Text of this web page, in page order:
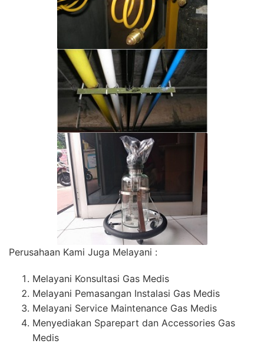
Perusahaan Kami Juga Melayani :
Melayani Konsultasi Gas Medis
Melayani Pemasangan Instalasi Gas Medis
Melayani Service Maintenance Gas Medis
Menyediakan Sparepart dan Accessories Gas
Medis